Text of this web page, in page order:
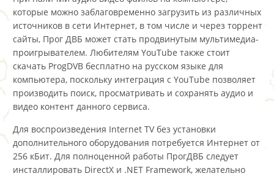
которые можно заблаговременно загрузить из различных
источников в сети Интернет, в том числе и через торрент
сайты, Прог ДВБ может стать продвинутым мультимедиа-
проигрывателем. Любителям YouTube также стоит
скачать ProgDVB бесплатно на русском языке для
компьютера, поскольку интеграция с YouTube позволяет
производить поиск, просматривать и сохранять аудио и
видео контент данного сервиса.
Для воспроизведения Internet TV без установки
дополнительного оборудования потребуется Интернет от
256 кБит. Для полноценной работы ПрогДВБ следует
инсталлировать DirectX и .NET Framework, желательно